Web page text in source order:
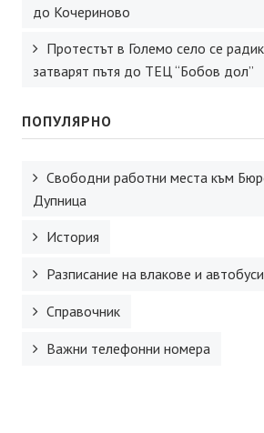
до Кочериново
Протестът в Големо село се
затварят пътя до ТЕЦ “Бобов дол”
ПОПУЛЯРНО
Свободни работни места към
Дупница
История
Разписание на влакове и автобуси
Справочник
Важни телефонни номера